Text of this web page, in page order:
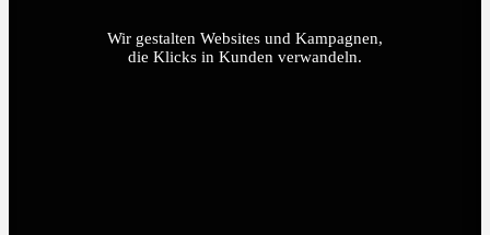
Wir gestalten Websites und Kampagnen,
die Klicks in Kunden verwandeln.